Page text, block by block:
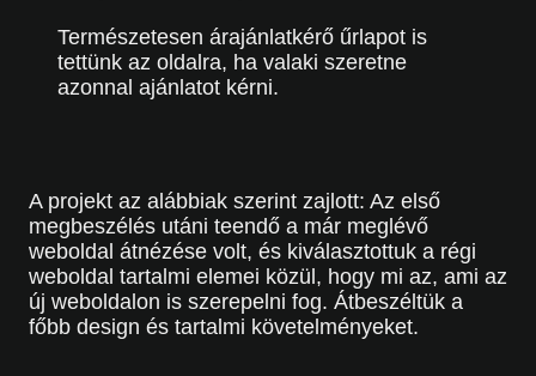
Természetesen árajánlatkérő űrlapot is
tettünk az oldalra, ha valaki szeretne
azonnal ajánlatot kérni.
A projekt az alábbiak szerint zajlott: Az első
megbeszélés utáni teendő a már meglévő
weboldal átnézése volt, és kiválasztottuk a régi
weboldal tartalmi elemei közül, hogy mi az, ami az
új weboldalon is szerepelni fog. Átbeszéltük a
főbb design és tartalmi követelményeket.